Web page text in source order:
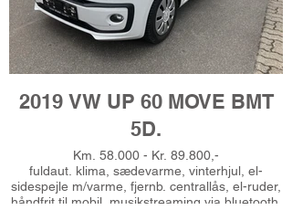
2019 VW UP 60 MOVE BMT
5D.
Km. 58.000 - Kr. 89.800,-
fuldaut. klima, sædevarme, vinterhjul, el-
sidespejle m/varme, fjernb. centrallås, el-ruder,
håndfrit til mobil, musikstreaming via bluetooth,